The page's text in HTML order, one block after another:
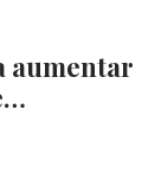
aumentar